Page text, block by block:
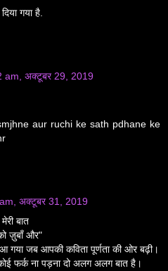
गया है.
am, अक्टूबर 29, 2019
aur ruchi ke sath pdhane ke
अक्टूबर 31, 2019
बात
ज़ुबाँ और"
गया जब आपकी कविता पूर्णता की ओर बढ़ी।
फर्क ना पड़ना दो अलग अलग बात है।